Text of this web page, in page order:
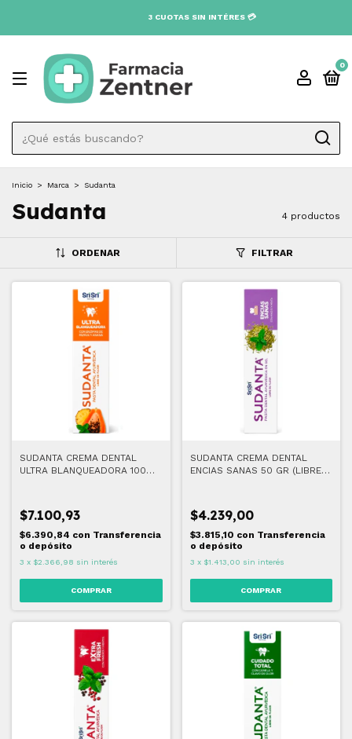
0
Inicio > Marca > Sudanta
Sudanta 4 productos
ORDENAR FILTRAR
SUDANTA CREMA DENTAL
ULTRA BLANQUEADORA 100
$7.100,93
$6.390,84 con Transferencia
o depósito
3 x $2.366,98 sin interés
SUDANTA CREMA DENTAL
ENCIAS SANAS 50 GR (LIBRE
$4.239,00
$3.815,10 con Transferencia
o depósito
3 x $1.413,00 sin interés